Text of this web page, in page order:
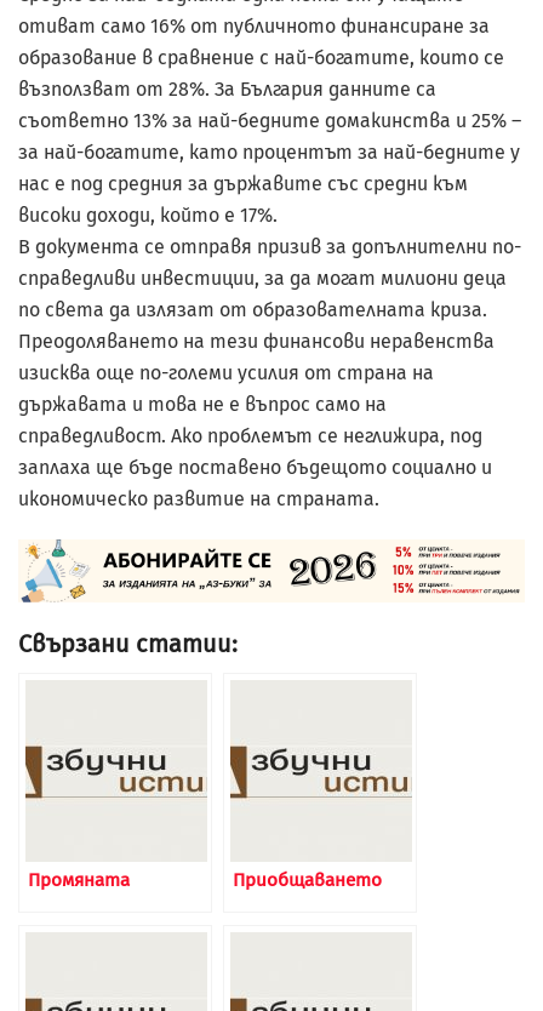
отиват само 16% от публичното финансиране за
образование в сравнение с най-богатите, които се
възползват от 28%. За България данните са
съответно 13% за най-бедните домакинства и 25% –
за най-богатите, като процентът за най-бедните у
нас е под средния за държавите със средни към
високи доходи, който е 17%.
В документа се отправя призив за допълнителни по-
справедливи инвестиции, за да могат милиони деца
по света да излязат от образователната криза.
Преодоляването на тези финансови неравенства
изисква още по-големи усилия от страна на
държавата и това не е въпрос само на
справедливост. Ако проблемът се неглижира, под
заплаха ще бъде поставено бъдещото социално и
икономическо развитие на страната.
Свързани статии:
Промяната Приобщаването